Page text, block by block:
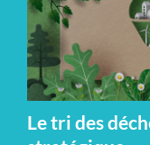
Le tri des